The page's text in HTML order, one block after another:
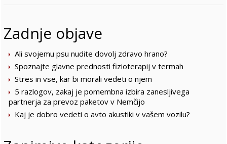
Zadnje objave
Ali svojemu psu nudite dovolj zdravo hrano?
Spoznajte glavne prednosti fizioterapij v termah
Stres in vse, kar bi morali vedeti o njem
5 razlogov, zakaj je pomembna izbira zanesljivega
partnerja za prevoz paketov v Nemčijo
Kaj je dobro vedeti o avto akustiki v vašem vozilu?